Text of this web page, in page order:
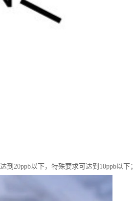
20ppb以下，特殊要求可达到10ppb以下；